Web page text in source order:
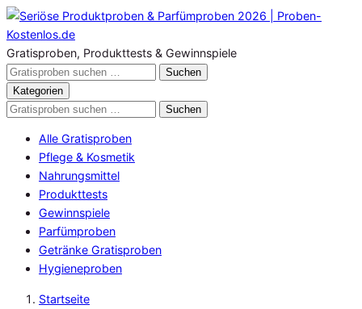
Zum
Inhalt
springen
Gratisproben, Produkttests & Gewinnspiele
Gratisproben
durchsuchen
Suchen
Kategorien
Gratisproben
Suchen
Alle Gratisproben
Pflege & Kosmetik
Nahrungsmittel
Produkttests
Gewinnspiele
Parfümproben
Getränke Gratisproben
Hygieneproben
Startseite